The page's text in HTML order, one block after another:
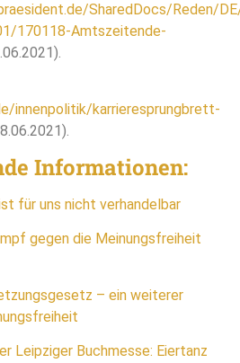
SharedDocs/Reden/
170118-Amtszeitende-
innenpolitik/karrieresprungbrett-
Informationen:
für uns nicht verhandelbar
gegen die Meinungsfreiheit
– ein weiterer
Leipziger Buchmesse: Eiertanz